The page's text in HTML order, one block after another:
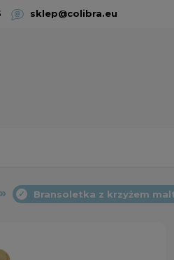
sklep@colibra.eu
Bransoletka z krzyżem